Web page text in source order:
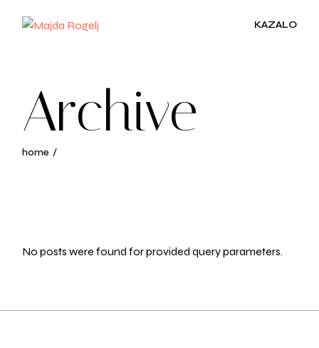
KAZALO
Archive
home
No posts were found for provided query parameters.